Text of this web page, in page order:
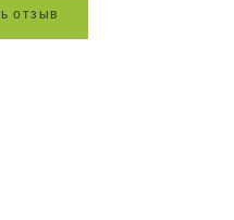
ь о тз ыв